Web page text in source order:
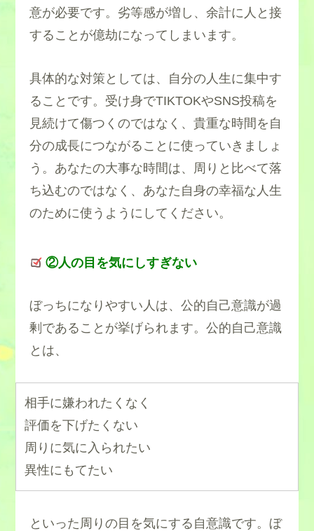
意が必要です。劣等感が増し、余計に人と接
することが億劫になってしまいます。
具体的な対策としては、自分の人生に集中す
ることです。受け身でTIKTOKやSNS投稿を
見続けて傷つくのではなく、貴重な時間を自
分の成長につながることに使っていきましょ
う。あなたの大事な時間は、周りと比べて落
ち込むのではなく、あなた自身の幸福な人生
のために使うようにしてください。
②人の目を気にしすぎない
ぼっちになりやすい人は、公的自己意識が過
剰であることが挙げられます。公的自己意識
とは、
相手に嫌われたくなく
評価を下げたくない
周りに気に入られたい
異性にもてたい
といった周りの目を気にする自意識です。ぼ